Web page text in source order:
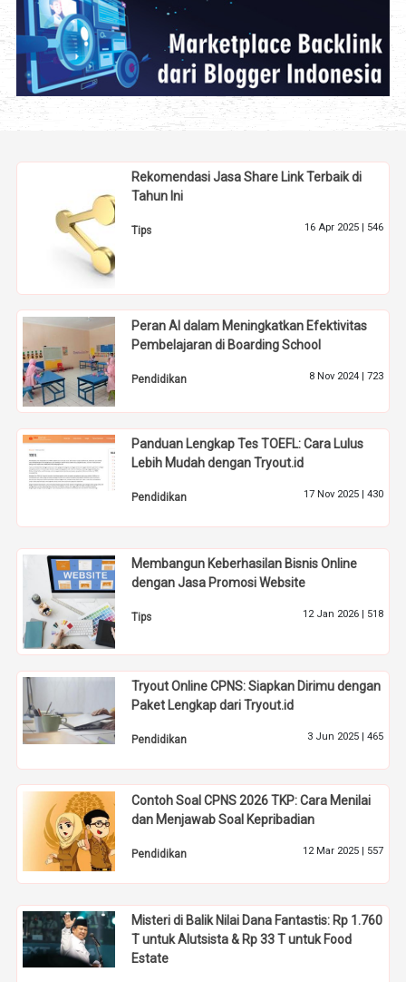
Rekomendasi Jasa Share Link Terbaik di
Tahun Ini
Tips 16 Apr 2025 | 546
Peran AI dalam Meningkatkan Efektivitas
Pembelajaran di Boarding School
Pendidikan 8 Nov 2024 | 723
Panduan Lengkap Tes TOEFL: Cara Lulus
Lebih Mudah dengan Tryout.id
Pendidikan 17 Nov 2025 | 430
Membangun Keberhasilan Bisnis Online
dengan Jasa Promosi Website
Tips 12 Jan 2026 | 518
Tryout Online CPNS: Siapkan Dirimu dengan
Paket Lengkap dari Tryout.id
Pendidikan 3 Jun 2025 | 465
Contoh Soal CPNS 2026 TKP: Cara Menilai
dan Menjawab Soal Kepribadian
Pendidikan 12 Mar 2025 | 557
Misteri di Balik Nilai Dana Fantastis: Rp 1.760
T untuk Alutsista & Rp 33 T untuk Food
Estate